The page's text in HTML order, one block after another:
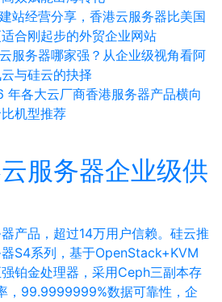
站经营分享，香港云服务器比美国
合刚起步的外贸企业网站
服务器哪家强？从企业级视角看阿
与硅云的抉择
年各大云厂商香港服务器产品横向
机型推荐
服务器企业级供
产品，超过14万用户信赖。硅云推
S4系列，基于OpenStack+KVM
铂金处理器，采用Ceph三副本存
，99.9999999%数据可靠性，企